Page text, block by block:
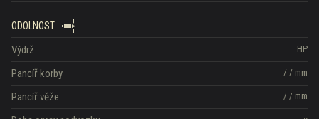
ODOLNOST
HP
Výdrž
/ / mm
Pancíř korby
/ / mm
Pancíř věže